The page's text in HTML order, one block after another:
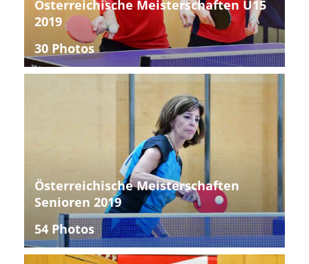
Österreichische Meisterschaften U15
2019
30 Photos
Österreichische Meisterschaften
Senioren 2019
54 Photos